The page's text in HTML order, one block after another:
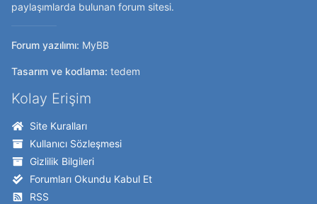
paylaşımlarda bulunan forum sitesi.
Forum yazılımı: MyBB
Tasarım ve kodlama: tedem
Kolay Erişim
Site Kuralları
Kullanıcı Sözleşmesi
Gizlilik Bilgileri
Forumları Okundu Kabul Et
RSS